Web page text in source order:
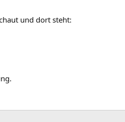
und dort steht: